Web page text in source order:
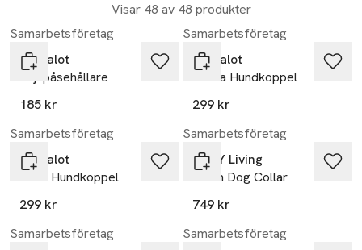
Visar 48 av 48 produkter
Samarbetsföretag
Barkalot
Bajspåsehållare
185 kr
Samarbetsföretag
Barkalot
Zebra Hundkoppel
299 kr
Samarbetsföretag
Barkalot
Sand Hundkoppel
299 kr
Samarbetsföretag
OYOY Living
Robin Dog Collar
749 kr
Samarbetsföretag
Samarbetsföretag